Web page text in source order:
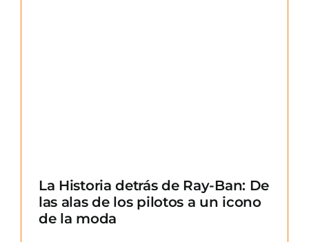
La Historia detrás de Ray-Ban: De
las alas de los pilotos a un icono
de la moda